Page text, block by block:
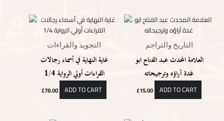
التجويد والقراءات
غاية النهاية في أسماء رجالات
القراءات أولي الرواية 1/4
£78.00 ADD TO CART
التاريخ والتراجم
العلامة المحدث عبد الفتاح ابو
غدة آراؤه وترجيحاته
£15.00 ADD TO CART